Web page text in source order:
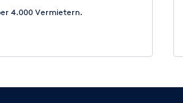
4.000 Vermietern.